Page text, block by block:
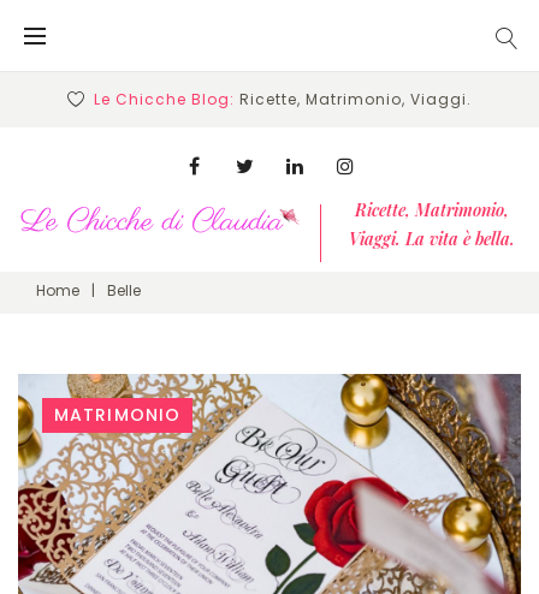
Le Chicche Blog: Ricette, Matrimonio, Viaggi.
Ricette, Matrimonio,
Viaggi. La vita è bella.
Facebook LinkedinInstagram
Home | Belle
Tag:
Belle
MATRIMONIO